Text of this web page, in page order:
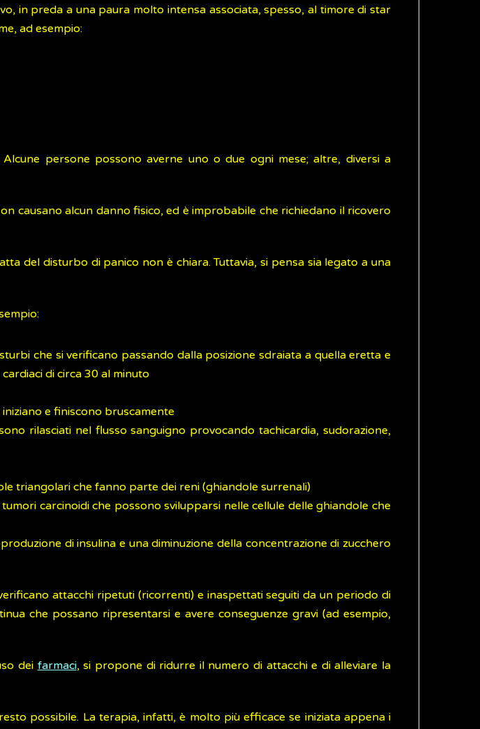
in preda a una paura molto intensa associata, spesso, al timore di star
ad esempio:
persone possono averne uno o due ogni mese; altre, diversi a
causano alcun danno fisico, ed è improbabile che richiedano il ricovero
del disturbo di panico non è chiara. Tuttavia, si pensa sia legato a una
che si verificano passando dalla posizione sdraiata a quella eretta e
di circa 30 al minuto
e finiscono bruscamente
rilasciati nel flusso sanguigno provocando tachicardia, sudorazione,
triangolari che fanno parte dei reni (ghiandole surrenali)
carcinoidi che possono svilupparsi nelle cellule delle ghiandole che
di insulina e una diminuzione della concentrazione di zucchero
attacchi ripetuti (ricorrenti) e inaspettati seguiti da un periodo di
che possano ripresentarsi e avere conseguenze gravi (ad esempio,
dei farmaci, si propone di ridurre il numero di attacchi e di alleviare la
possibile. La terapia, infatti, è molto più efficace se iniziata appena i